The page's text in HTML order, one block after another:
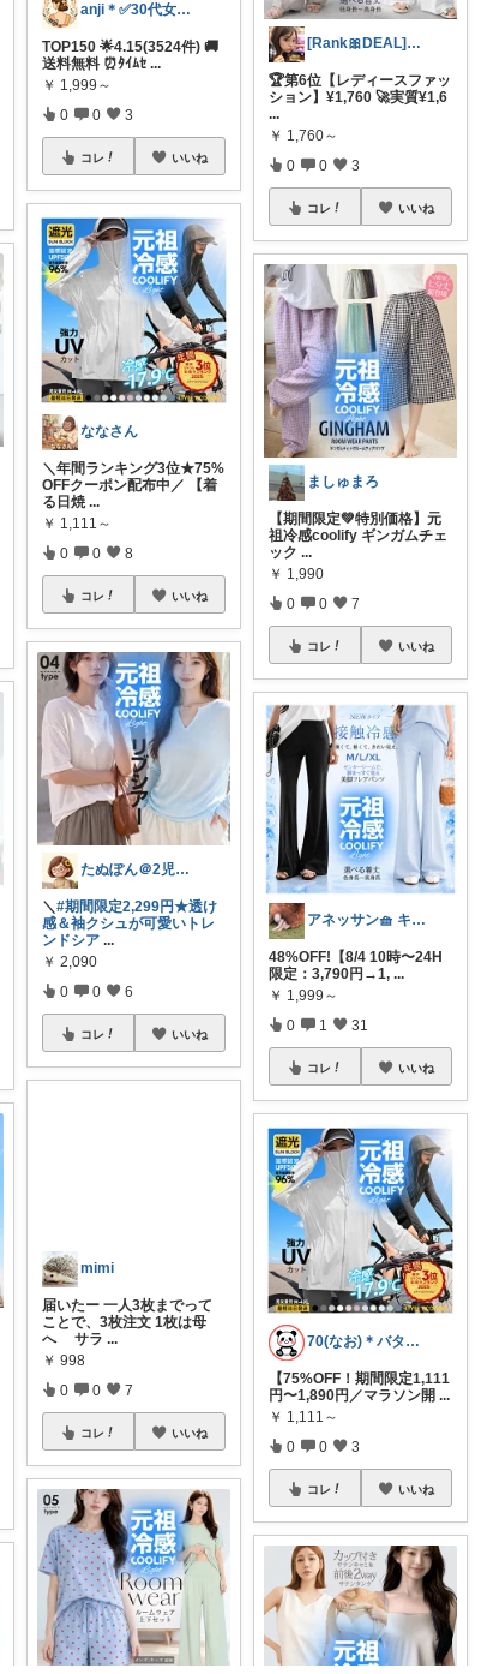
anji＊✅30代女性売上ランキング🏆
TOP150 🌟4.15(3524件) 🚚
送料無料 ⏰ﾀｲﾑｾ ...
￥ 1,999～
0 0 3
コレ いいね
ななさん
＼年間ランキング3位★75%
OFFクーポン配布中／ 【着
る日焼 ...
￥ 1,111～
0 0 8
コレ いいね
たぬぽん＠2児のワーママ
＼#期間限定2,299円★透け
感＆袖クシュが可愛いトレ
ンドシア ...
￥ 2,090
0 0 6
コレ いいね
届いたー 一人3枚までって
ことで、3枚注文 1枚は母
へ サラ
￥ 998
0 0 7
コレ いいね
[Rank🎀DEAL]毎日コレ@ano
🏆第6位【レディースファッ
ション】¥1,760 🚀実質¥1,6
...
￥ 1,760～
0 0 3
コレ いいね
ましゅまろ
【期間限定💚特別価格】元
祖冷感coolify ギンガムチェ
ック ...
￥ 1,990
0 0 7
コレ いいね
アネッサン🧺 キッチンと暮らしの実用品
48%OFF!【8/4 10時〜24H
限定：3,790円→1, ...
￥ 1,999～
0 1 31
コレ いいね
70(なお)＊バタバタな毎日をご機嫌に♡
【75%OFF！期間限定1,111
円〜1,890円／マラソン開 ...
￥ 1,111～
0 0 3
コレ いいね